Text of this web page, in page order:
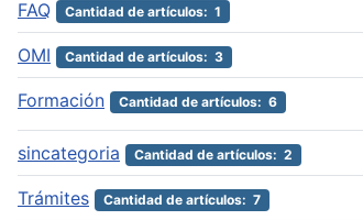
FAQ Cantidad de artículos: 1
OMI Cantidad de artículos: 3
Formación Cantidad de artículos: 6
sincategoria Cantidad de artículos: 2
Trámites Cantidad de artículos: 7